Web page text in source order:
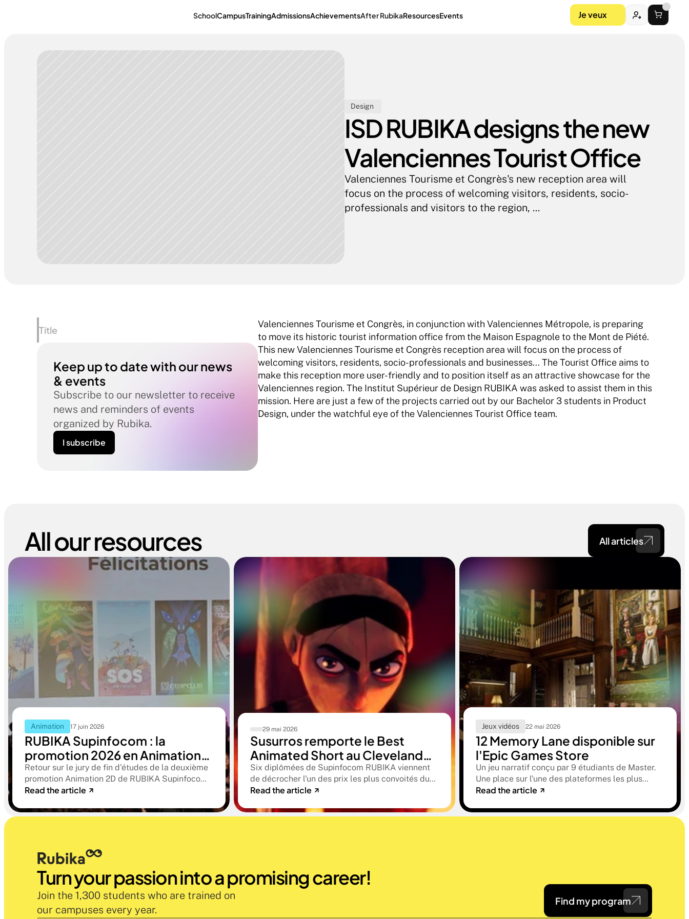
SchoolCampusTrainingAdmissionsAchievementsAfter RubikaResourcesEvents Je veux
Design
ISD RUBIKA designs the new
Valenciennes Tourist Office
Valenciennes Tourisme et Congrès's new reception area will
focus on the process of welcoming visitors, residents, socio-
professionals and visitors to the region, ...
Title
Keep up to date with our news
& events
Subscribe to our newsletter to receive
news and reminders of events
organized by Rubika.
I subscribe
Valenciennes Tourisme et Congrès, in conjunction with Valenciennes Métropole, is preparing
to move its historic tourist information office from the Maison Espagnole to the Mont de Piété.
This new Valenciennes Tourisme et Congrès reception area will focus on the process of
welcoming visitors, residents, socio-professionals and businesses... The Tourist Office aims to
make this reception more user-friendly and to position itself as an attractive showcase for the
Valenciennes region. The Institut Supérieur de Design RUBIKA was asked to assist them in this
mission. Here are just a few of the projects carried out by our Bachelor 3 students in Product
Design, under the watchful eye of the Valenciennes Tourist Office team.
All our resources All articles
Animation 17 juin 2026
RUBIKA Supinfocom : la
promotion 2026 en Animation
2D présente ses films de fin
d'études
Retour sur le jury de fin d'études de la deuxième
promotion Animation 2D de RUBIKA Supinfocom.
Six courts-métrages, un jury d'exception, et cinq
remarquables
Read the article
29 mai 2026
Susurros remporte le Best
Animated Short au Cleveland
International Film Festival. Une
compétition qualificative aux
Oscars®
Six diplômées de Supinfocom RUBIKA viennent
de décrocher l'un des prix les plus convoités du
circuit indépendant américain. Une victoire qui
RUBIKA dès la sortie d'école.
Read the article
Jeux vidéos 22 mai 2026
12 Memory Lane disponible sur
l'Epic Games Store
Un jeu narratif conçu par 9 étudiants de Master.
Une place sur l'une des plateformes les plus
sélectives du marché. Une histoire sur la
oublier.
Read the article
Turn your passion into a promising career!
Join the 1,300 students who are trained on
our campuses every year.
Find my program